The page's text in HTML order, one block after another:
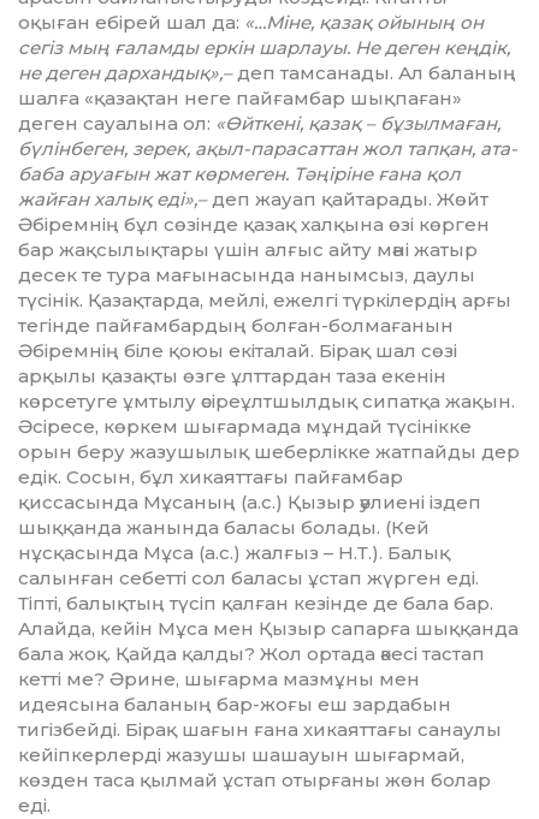
оқыған ебірей шал да: «…Міне, қазақ ойының он
сегіз мың ғаламды еркін шарлауы. Не деген кеңдік,
не деген дархан­дық»,–деп тамсанады. Ал баланың
шалға «қазақтан неге пайғамбар шықпаған»
деген сауалына ол: «Өйткені, қазақ – бұзыл­маған,
бүлін­беген, зерек, ақыл-парасаттан жол тапқан, ата-
баба аруағын жат көрмеген. Тәңіріне ғана қол
жайған халық еді»,–деп жауап қайтарады. Жөйт
Әбіремнің бұл сөзінде қазақ халқына өзі көрген
бар жақ­сы­лық­тары үшін алғыс айту мәні жатыр
десек те тура мағынасында нанымсыз, даулы
түсінік. Қазақтарда, мейлі, ежелгі түркілердің арғы
тегінде пайғамбардың болған-болмағанын
Әбіремнің біле қоюы екіталай. Бірақ шал сөзі
арқылы қазақты өзге ұлттардан таза екенін
көрсетуге ұмтылу әсіреұлтшылдық сипатқа жақын.
Әсі­ресе, көркем шығарма­да мұндай түсі­нікке
орын беру жазушылық шеберлікке жатпайды дер
едік. Сосын, бұл хикаяттағы пайғамбар
қиссасында Мұсаның (а.с.) Қызыр әулиені іздеп
шық­қанда жанында баласы болады. (Кей
нұсқасында Мұса (а.с.) жалғыз – Н.Т.). Балық
салынған себетті сол баласы ұстап жүрген еді.
Тіпті, балықтың түсіп қалған кезінде де бала бар.
Алайда, кейін Мұса мен Қызыр сапарға шыққанда
бала жоқ. Қайда қалды? Жол ортада әкесі тастап
кетті ме? Әрине, шы­ғар­­ма мазмұны мен
идеясына баланың бар-жоғы еш зардабын
тигізбейді. Бірақ шағын ғана хикаяттағы санаулы
кейіпкер­лерді жазушы шашауын шығармай,
көзден таса қылмай ұстап отырғаны жөн болар
еді.